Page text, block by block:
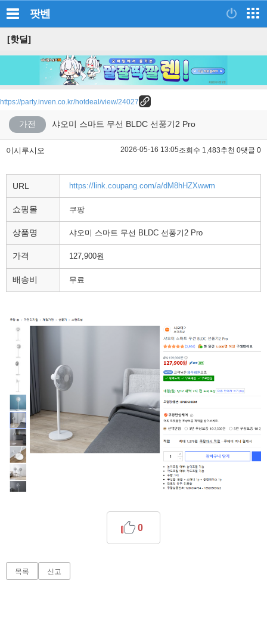
팟벤
[핫딜]
https://party.inven.co.kr/hotdeal/view/24027
가전 샤오미 스마트 무선 BLDC 선풍기2 Pro
이시루시오 2026-05-16 13:05조회수 1,483추천 0댓글 0
URL https://link.coupang.com/a/dM8hHZXwwm
쇼핑몰 쿠팡
상품명 샤오미 스마트 무선 BLDC 선풍기2 Pro
가격 127,900원
배송비 무료
0
목록 신고